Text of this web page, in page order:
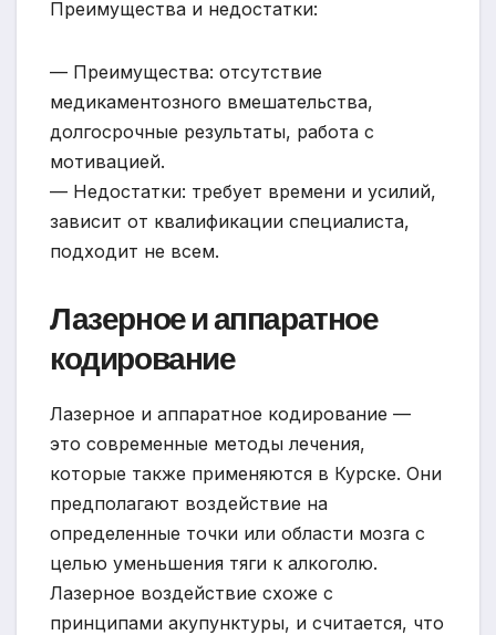
Преимущества и недостатки:
— Преимущества: отсутствие
медикаментозного вмешательства,
долгосрочные результаты, работа с
мотивацией.
— Недостатки: требует времени и усилий,
зависит от квалификации специалиста,
подходит не всем.
Лазерное и аппаратное
кодирование
Лазерное и аппаратное кодирование —
это современные методы лечения,
которые также применяются в Курске. Они
предполагают воздействие на
определенные точки или области мозга с
целью уменьшения тяги к алкоголю.
Лазерное воздействие схоже с
принципами акупунктуры, и считается, что